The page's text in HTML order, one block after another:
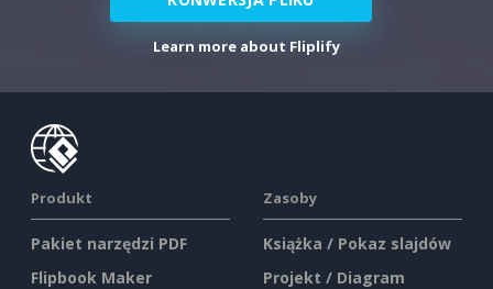
Learn more about Fliplify
Produkt
Pakiet narzędzi PDF
Flipbook Maker
Zasoby
Książka / Pokaz slajdów
Projekt / Diagram